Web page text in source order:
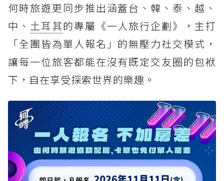
何時旅遊更同步推出涵蓋台、韓、泰、越、
中、 土耳其的專屬《一人旅行企劃》，主打
「全團皆為單人報名」的無壓力社交模式，
讓每一位旅客都能在沒有既定交友圈的包袱
下，自在享受探索世界的樂趣。